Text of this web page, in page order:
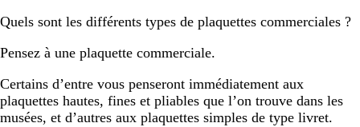
Quels sont les différents types de plaquettes commerciales ?
Pensez à une plaquette commerciale.
Certains d’entre vous penseront immédiatement aux
plaquettes hautes, fines et pliables que l’on trouve dans les
musées, et d’autres aux plaquettes simples de type livret.